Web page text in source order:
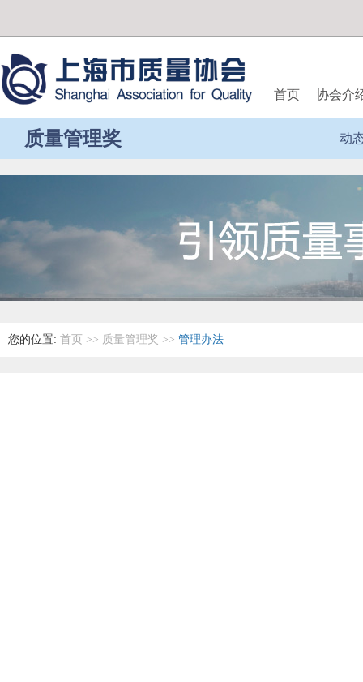
首页 协会介
质量管理奖 动
您的位置: 首页 >> 质量管理奖 >> 管理办法